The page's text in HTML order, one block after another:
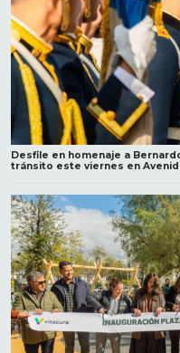
Desfile en homenaje a
tránsito este viernes en